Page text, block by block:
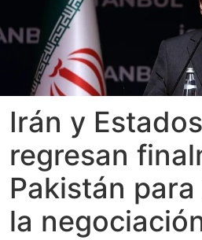
Irán y
regresan
Pakistán
la